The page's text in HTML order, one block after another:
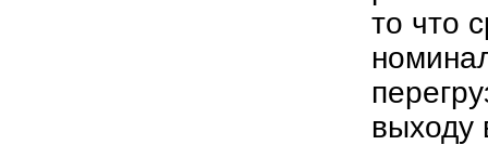
то что
выходу